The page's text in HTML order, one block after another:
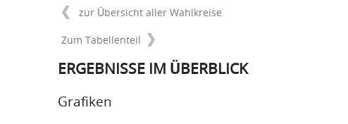
zur Übersicht aller Wahlkreise
Zum Tabellenteil
ERGEBNISSE IM ÜBERBLICK
Grafiken